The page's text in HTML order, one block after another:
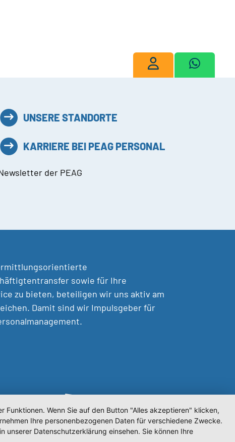
UNSERE STANDORTE
KARRIERE BEI PEAG PERSONAL
der PEAG
sowie für Ihre
zu bieten, beteiligen wir uns aktiv am
Damit sind wir Impulsgeber für
Wenn Sie auf den Button "Alles akzeptieren" klicken,
Ihre personenbezogenen Daten für verschiedene Zwecke.
Datenschutzerklärung einsehen. Sie können Ihre